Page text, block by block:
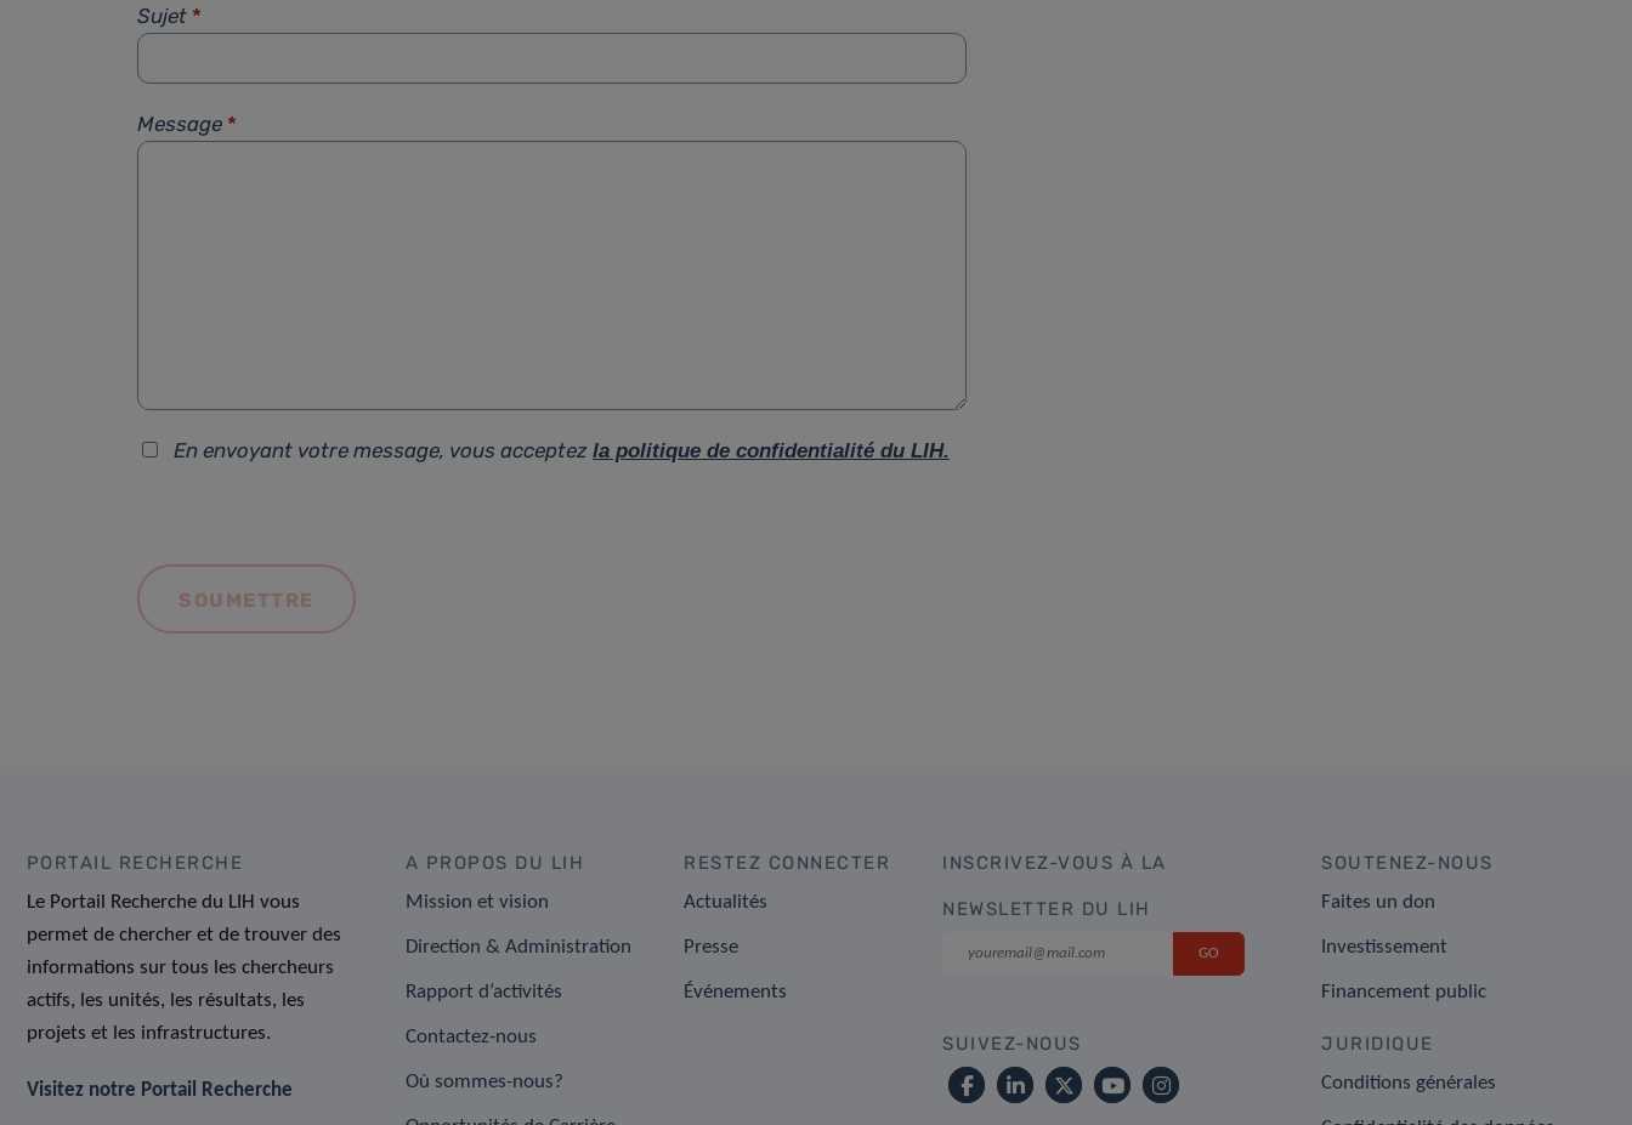
Sujet *
Message *
En envoyant votre message, vous acceptezla politique de confidentialité du LIH.
PORTAIL RECHERCHE
Le Portail Recherche du LIH vous
permet de chercher et de trouver des
informations sur tous les chercheurs
actifs, les unités, les résultats, les
projets et les infrastructures.
Visitez notre Portail Recherche
A PROPOS DU LIH
Mission et vision
Direction & Administration
Rapport d’activités
Contactez-nous
Où sommes-nous?
RESTEZ CONNECTER
Actualités
Presse
Événements
INSCRIVEZ-VOUS À LA
NEWSLETTER DU LIH
SUIVEZ-NOUS
SOUTENEZ-NOUS
Faites un don
Investissement
Financement public
JURIDIQUE
Conditions générales